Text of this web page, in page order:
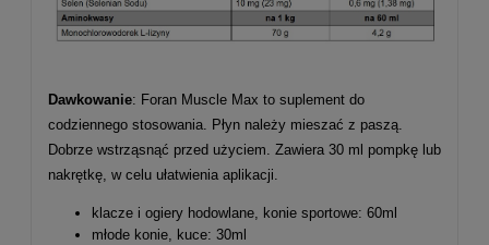
Dawkowanie: Foran Muscle Max to suplement do
codziennego stosowania. Płyn należy mieszać z paszą.
Dobrze wstrząsnąć przed użyciem. Zawiera 30 ml pompkę lub
nakrętkę, w celu ułatwienia aplikacji.
klacze i ogiery hodowlane, konie sportowe: 60ml
młode konie, kuce: 30ml